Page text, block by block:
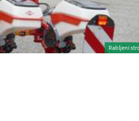
Rabljeni